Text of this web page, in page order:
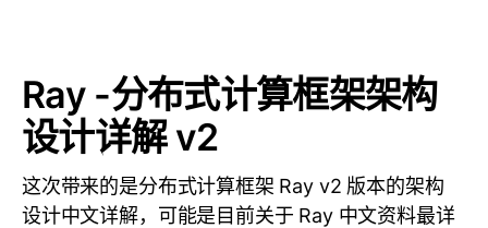
Ray -分布式计算框架架构
设计详解 v2
这次带来的是分布式计算框架 Ray v2 版本的架构
设计中文详解，可能是目前关于 Ray 中文资料最详